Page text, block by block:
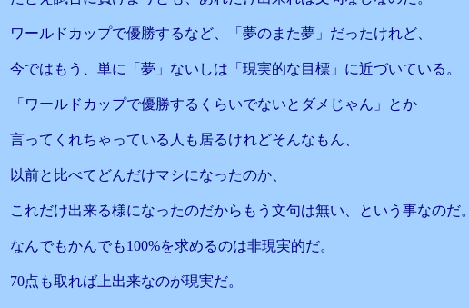
ワールドカップで優勝するなど、「夢のまた夢」だったけれど、
今ではもう、単に「夢」ないしは「現実的な目標」に近づいている。
「ワールドカップで優勝するくらいでないとダメじゃん」とか
言ってくれちゃっている人も居るけれどそんなもん、
以前と比べてどんだけマシになったのか、
これだけ出来る様になったのだからもう文句は無い、という事なのだ。
なんでもかんでも100%を求めるのは非現実的だ。
70点も取れば上出来なのが現実だ。